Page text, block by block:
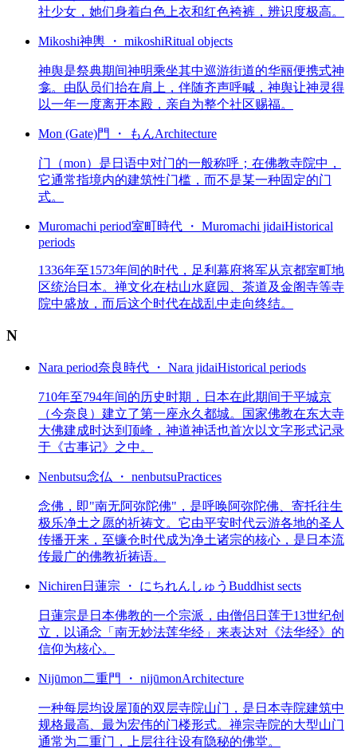
社少女，她们身着白色上衣和红色袴裤，辨识度极高。
Mikoshi神輿 ・ mikoshiRitual objects
神舆是祭典期间神明乘坐其中巡游街道的华丽便携式神
龛。由队员们抬在肩上，伴随齐声呼喊，神舆让神灵得
以一年一度离开本殿，亲自为整个社区赐福。
Mon (Gate)門 ・ もんArchitecture
门（mon）是日语中对门的一般称呼；在佛教寺院中，
它通常指境内的建筑性门槛，而不是某一种固定的门
式。
Muromachi period室町時代 ・ Muromachi jidaiHistorical
periods
1336年至1573年间的时代，足利幕府将军从京都室町地
区统治日本。禅文化在枯山水庭园、茶道及金阁寺等寺
院中盛放，而后这个时代在战乱中走向终结。
N
Nara period奈良時代 ・ Nara jidaiHistorical periods
710年至794年间的历史时期，日本在此期间于平城京
（今奈良）建立了第一座永久都城。国家佛教在东大寺
大佛建成时达到顶峰，神道神话也首次以文字形式记录
于《古事记》之中。
Nenbutsu念仏 ・ nenbutsuPractices
念佛，即"南无阿弥陀佛"，是呼唤阿弥陀佛、寄托往生
极乐净土之愿的祈祷文。它由平安时代云游各地的圣人
传播开来，至镰仓时代成为净土诸宗的核心，是日本流
传最广的佛教祈祷语。
Nichiren 日蓮宗 ・ にちれんしゅう Buddhist sects
日蓮宗是日本佛教的一个宗派，由僧侣日莲于13世纪创
立，以诵念「南无妙法莲华经」来表达对《法华经》的
信仰为核心。
Nijūmon二重門 ・ nijūmonArchitecture
一种每层均设屋顶的双层寺院山门，是日本寺院建筑中
规格最高、最为宏伟的门楼形式。禅宗寺院的大型山门
通常为二重门，上层往往设有隐秘的佛堂。